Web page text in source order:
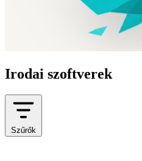
Irodai szoftverek
Szűrők